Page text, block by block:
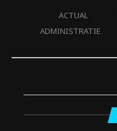
ACTUAL
ADMINISTRATIE